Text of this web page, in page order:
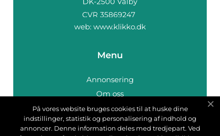
web: www.klikko.dk
Menu
Annonsering
Om oss
Cookies
Kontakta oss
På vores website bruges cookies til at huske dine
indstillinger, statistik og personalisering af indhold og
annoncer. Denne information deles med tredjepart. Ved